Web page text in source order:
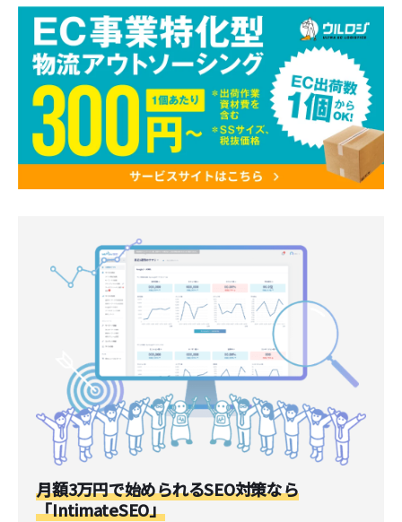
月額3万円で始められるSEO対策なら
「IntimateSEO」